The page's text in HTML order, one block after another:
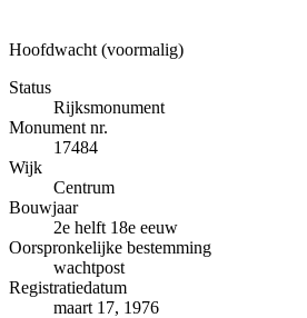
+
−
Hoofdwacht (voormalig)
Status
Rijksmonument
Monument nr.
17484
Wijk
Centrum
Bouwjaar
2e helft 18e eeuw
Oorspronkelijke bestemming
wachtpost
Registratiedatum
maart 17, 1976